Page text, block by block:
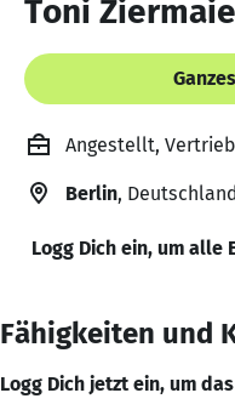
Toni
Angestellt,
Berlin, Deutschland
Logg Dich ein, um alle
Fähigkeiten und
Logg Dich jetzt ein, um